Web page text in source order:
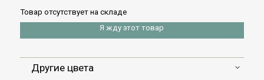
Товар отсутствует на складе
Я жду этот товар
Другие цвета